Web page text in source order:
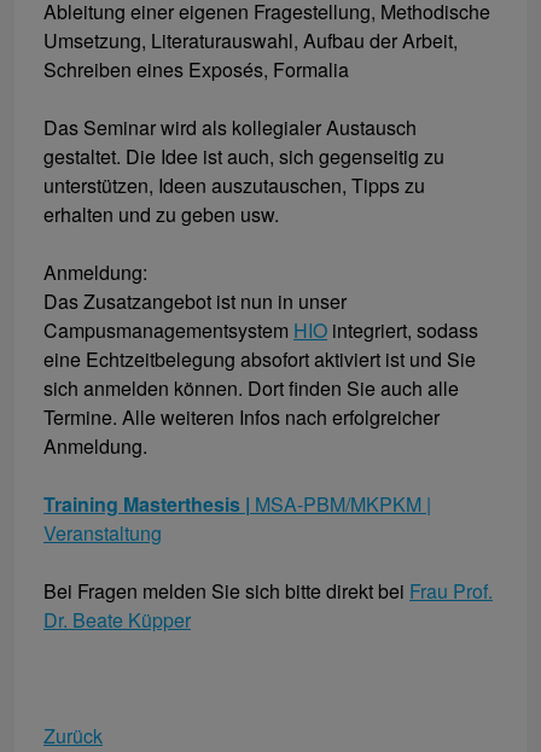
Ableitung einer eigenen Fragestellung, Methodische
Umsetzung, Literaturauswahl, Aufbau der Arbeit,
Schreiben eines Exposés, Formalia
Das Seminar wird als kollegialer Austausch
gestaltet. Die Idee ist auch, sich gegenseitig zu
unterstützen, Ideen auszutauschen, Tipps zu
erhalten und zu geben usw.
Anmeldung:
Das Zusatzangebot ist nun in unser
Campusmanagementsystem HIO integriert, sodass
eine Echtzeitbelegung absofort aktiviert ist und Sie
sich anmelden können. Dort finden Sie auch alle
Termine. Alle weiteren Infos nach erfolgreicher
Anmeldung.
Training Masterthesis | MSA-PBM/MKPKM |
Veranstaltung
Bei Fragen melden Sie sich bitte direkt bei Frau Prof.
Dr. Beate Küpper
Zurück